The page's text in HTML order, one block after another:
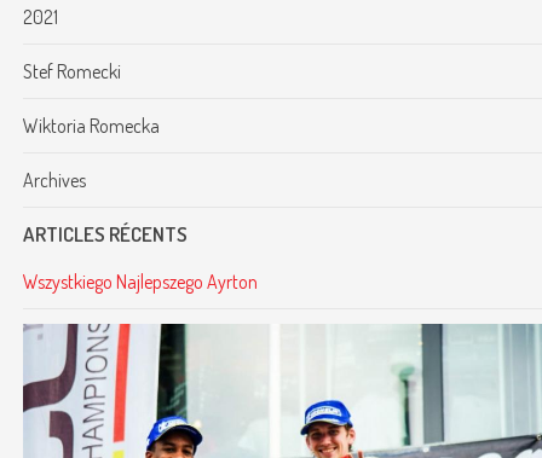
2021
Stef Romecki
Wiktoria Romecka
Archives
ARTICLES RÉCENTS
Wszystkiego Najlepszego Ayrton